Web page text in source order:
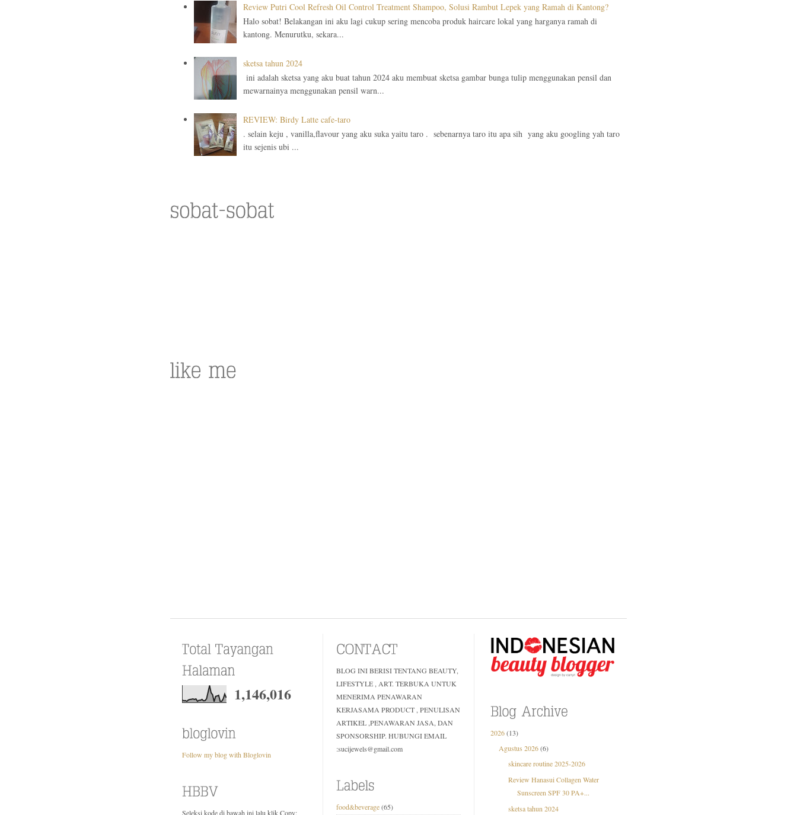
Review Putri Cool Refresh Oil Control Treatment Shampoo, Solusi Rambut Lepek yang Ramah di Kantong?
Halo sobat! Belakangan ini aku lagi cukup sering mencoba produk haircare lokal yang harganya ramah di
kantong. Menurutku, sekara...
sketsa tahun 2024
ini adalah sketsa yang aku buat tahun 2024 aku membuat sketsa gambar bunga tulip menggunakan pensil dan
mewarnainya menggunakan pensil warn...
REVIEW: Birdy Latte cafe-taro
. selain keju , vanilla,flavour yang aku suka yaitu taro . sebenarnya taro itu apa sih yang aku googling yah taro
itu sejenis ubi ...
1,146,016
Follow my blog with Bloglovin
Seleksi kode di bawah ini lalu klik Copy:
BLOG INI BERISI TENTANG BEAUTY,
LIFESTYLE , ART. TERBUKA UNTUK
MENERIMA PENAWARAN
KERJASAMA PRODUCT , PENULISAN
ARTIKEL ,PENAWARAN JASA, DAN
SPONSORSHIP. HUBUNGI EMAIL
:sucijewels@gmail.com
food&beverage(65)
2026(13)
Agustus 2026 (6)
skincare routine 2025-2026
Review Hanasui Collagen Water
Sunscreen SPF 30 PA+...
sketsa tahun 2024